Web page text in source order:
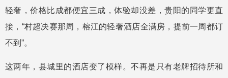
轻奢，价格比成都便宜三成，体验却没差，贵阳的同学更直
接，“村超决赛那周，榕江的轻奢酒店全满房，提前一周都订
不到”。
这两年，县城里的酒店变了模样。不再是只有老牌招待所和